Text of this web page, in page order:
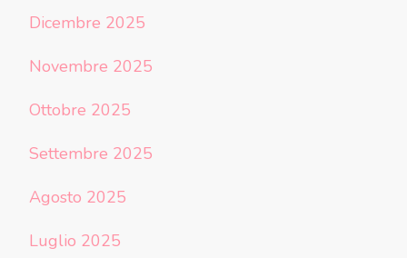
Dicembre 2025
Novembre 2025
Ottobre 2025
Settembre 2025
Agosto 2025
Luglio 2025